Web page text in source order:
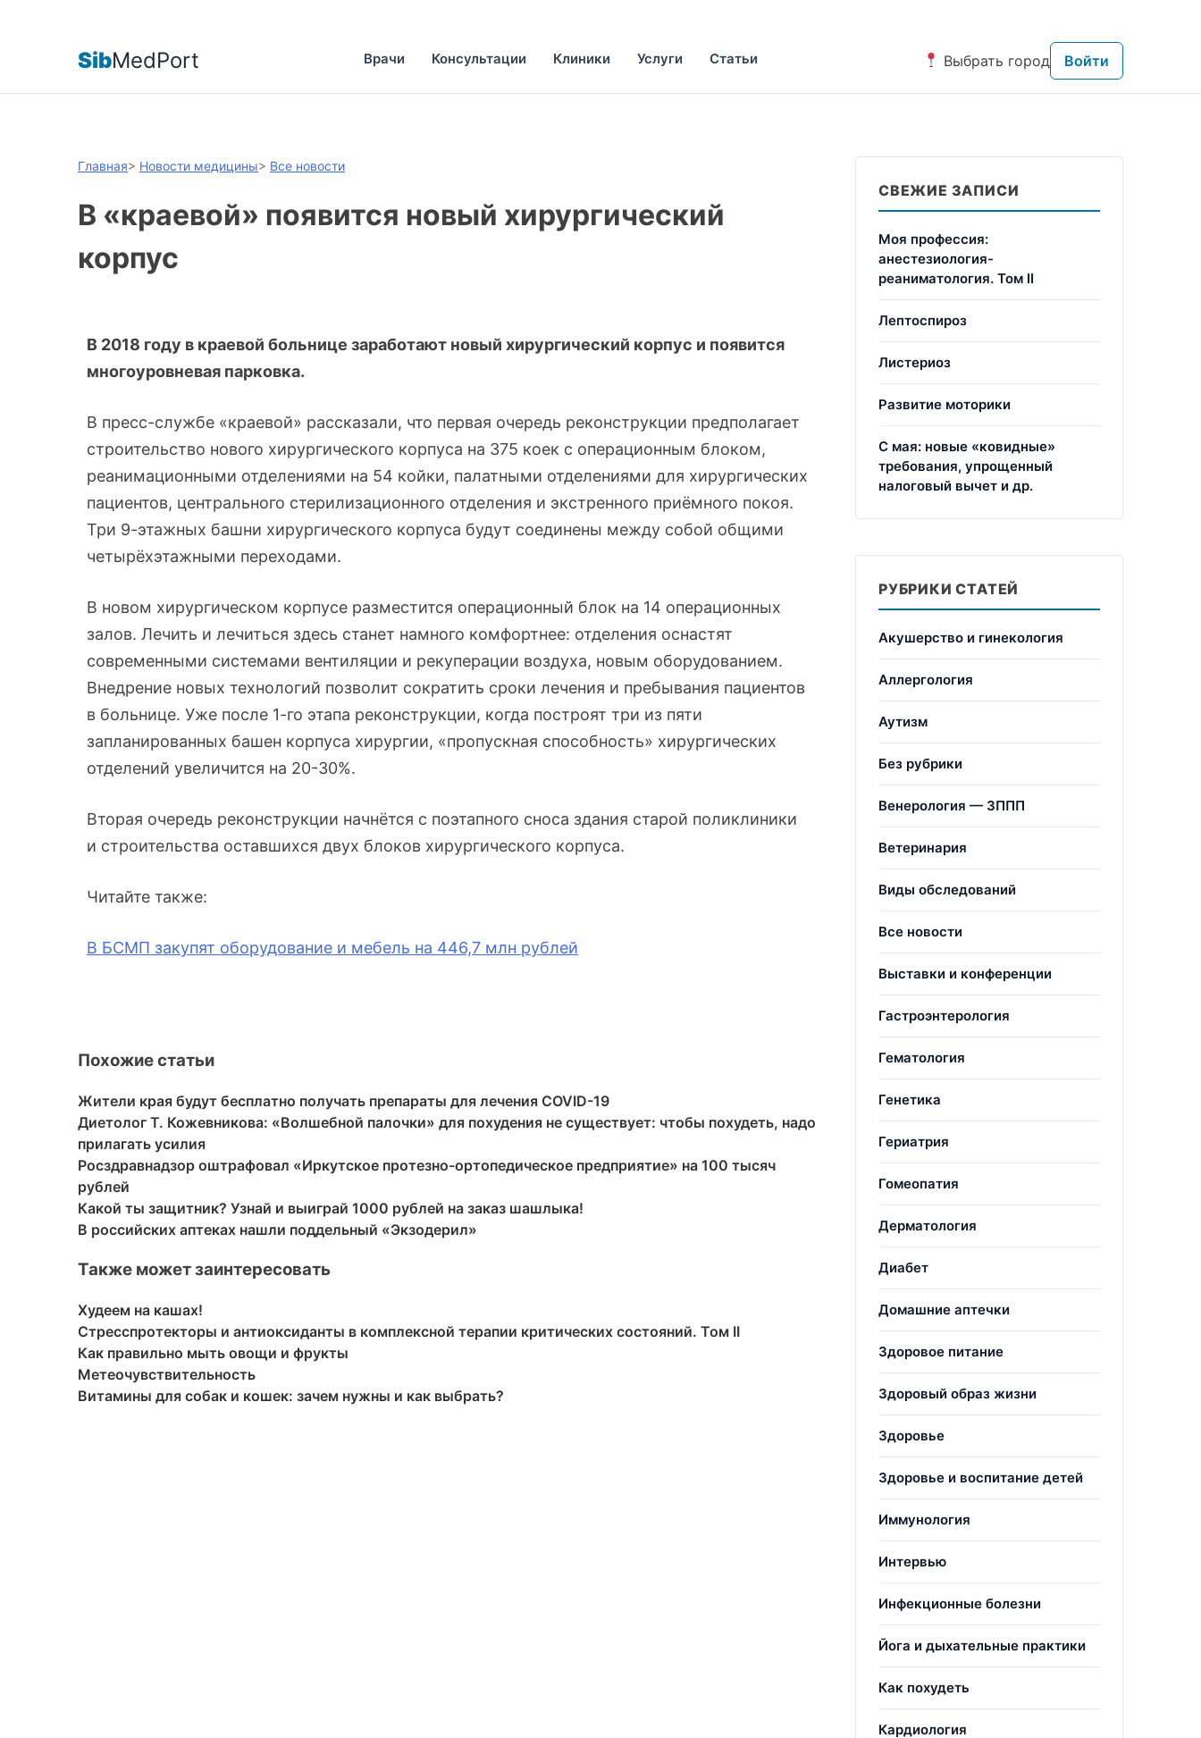
SibMedPort Врачи Консультации Клиники Услуги Статьи Выбрать город Войти
Главная> Новости медицины> Все новости
В «краевой» появится новый хирургический
корпус
В 2018 году в краевой больнице заработают новый хирургический корпус и появится
многоуровневая парковка.
В пресс-службе «краевой» рассказали, что первая очередь реконструкции предполагает
строительство нового хирургического корпуса на 375 коек с операционным блоком,
реанимационными отделениями на 54 койки, палатными отделениями для хирургических
пациентов, центрального стерилизационного отделения и экстренного приёмного покоя.
Три 9-этажных башни хирургического корпуса будут соединены между собой общими
четырёхэтажными переходами.
В новом хирургическом корпусе разместится операционный блок на 14 операционных
залов. Лечить и лечиться здесь станет намного комфортнее: отделения оснастят
современными системами вентиляции и рекуперации воздуха, новым оборудованием.
Внедрение новых технологий позволит сократить сроки лечения и пребывания пациентов
в больнице. Уже после 1-го этапа реконструкции, когда построят три из пяти
запланированных башен корпуса хирургии, «пропускная способность» хирургических
отделений увеличится на 20-30%.
Вторая очередь реконструкции начнётся с поэтапного сноса здания старой поликлиники
и строительства оставшихся двух блоков хирургического корпуса.
Читайте также:
В БСМП закупят оборудование и мебель на 446,7 млн рублей
Похожие статьи
Жители края будут бесплатно получать препараты для лечения COVID-19
Диетолог Т. Кожевникова: «Волшебной палочки» для похудения не существует: чтобы похудеть, надо
прилагать усилия
Росздравнадзор оштрафовал «Иркутское протезно-ортопедическое предприятие» на 100 тысяч
рублей
Какой ты защитник? Узнай и выиграй 1000 рублей на заказ шашлыка!
В российских аптеках нашли поддельный «Экзодерил»
Также может заинтересовать
Худеем на кашах!
Стресспротекторы и антиоксиданты в комплексной терапии критических состояний. Том II
Как правильно мыть овощи и фрукты
Метеочувствительность
Витамины для собак и кошек: зачем нужны и как выбрать?
СВЕЖИЕ ЗАПИСИ
Моя профессия:
анестезиология-
реаниматология. Том II
Лептоспироз
Листериоз
Развитие моторики
С мая: новые «ковидные»
требования, упрощенный
налоговый вычет и др.
РУБРИКИ СТАТЕЙ
Акушерство и гинекология
Аллергология
Аутизм
Без рубрики
Венерология — ЗППП
Ветеринария
Виды обследований
Все новости
Выставки и конференции
Гастроэнтерология
Гематология
Генетика
Гериатрия
Гомеопатия
Дерматология
Диабет
Домашние аптечки
Здоровое питание
Здоровый образ жизни
Здоровье
Здоровье и воспитание детей
Иммунология
Интервью
Инфекционные болезни
Йога и дыхательные практики
Как похудеть
Кардиология